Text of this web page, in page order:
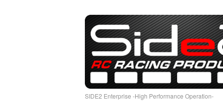
SIDE2 Enterprise -High Performance Operation-